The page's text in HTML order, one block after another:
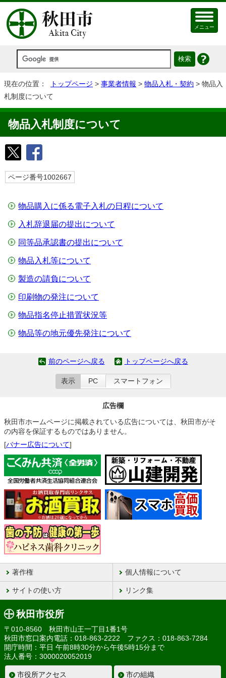
メニュー
現在の位置： トップページ > 事業者情報 > 物品入札・契約 > 物品入
札制度について
物品入札制度について
ページ番号1002667
物品購入に係る電子入札の日程について
入札辞退届の提出について
同等品承認書の提出について
物品入札等について
製造の請負について
印刷物の発注について
物品指名停止措置状況等
物品等の地元優先発注について
前のページへ戻る トップページへ戻る
表示 PC スマートフォン
広告欄
秋田市ホームページに掲載されている広告については、秋田市がそ
の内容を保証するものではありません。
[バナー広告について]
著作権 個人情報について
サイトの使い方 リンク集
秋田市役所
〒010-8560 秋田市山王一丁目1番1号
秋田市窓口案内電話：018-863-2222 ファクス：018-863-7284
開庁時間：平日 午前8時30分から午後5時15分まで
法人番号：3000020052019
市役所アクセス 市の組織